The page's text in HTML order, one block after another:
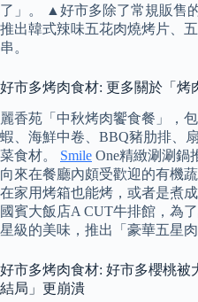
了」。 ▲好市多除了常規販售
推出韓式辣味五花肉燒烤片、
串。
好市多烤肉食材: 更多關於「烤
麗香苑「中秋烤肉饗食餐」，
蝦、海鮮中卷、BBQ豬肋排
菜食材。 Smile One精緻涮涮鍋
向來在餐廳內頗受歡迎的有機
在家用烤箱也能烤，或者是煮
國賓大飯店A CUT牛排館，為
星級的美味，推出「豪華五星肉
好市多烤肉食材: 好市多櫻桃
結局」更崩潰